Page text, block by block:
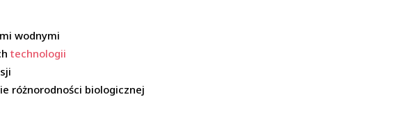
wodnymi
technologii
różnorodności biologicznej